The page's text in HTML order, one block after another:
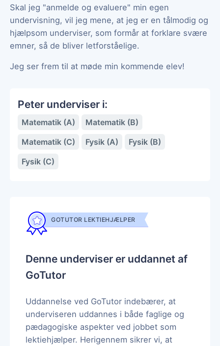
Skal jeg "anmelde og evaluere" min egen
undervisning, vil jeg mene, at jeg er en tålmodig og
hjælpsom underviser, som formår at forklare svære
emner, så de bliver letforståelige.
Jeg ser frem til at møde min kommende elev!
Peter underviser i:
Matematik (A)
Matematik (B)
Matematik (C)
Fysik (A)
Fysik (B)
Fysik (C)
GOTUTOR LEKTIEHJÆLPER
Denne underviser er uddannet af
GoTutor
Uddannelse ved GoTutor indebærer, at
underviseren uddannes i både faglige og
pædagogiske aspekter ved jobbet som
lektiehjælper. Herigennem sikrer vi, at